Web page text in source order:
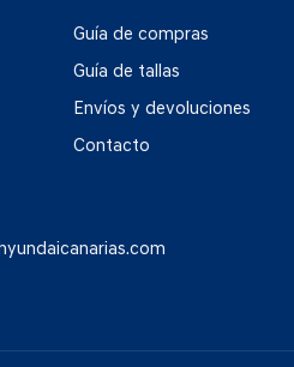
Guía de compras
Guía de tallas
Envíos y devoluciones
Contacto